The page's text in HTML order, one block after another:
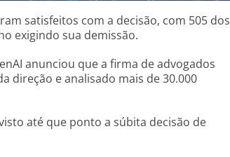
satisfeitos com a decisão, com 505 dos
exigindo sua demissão.
anunciou que a firma de advogados
direção e analisado mais de 30.000
até que ponto a súbita decisão de